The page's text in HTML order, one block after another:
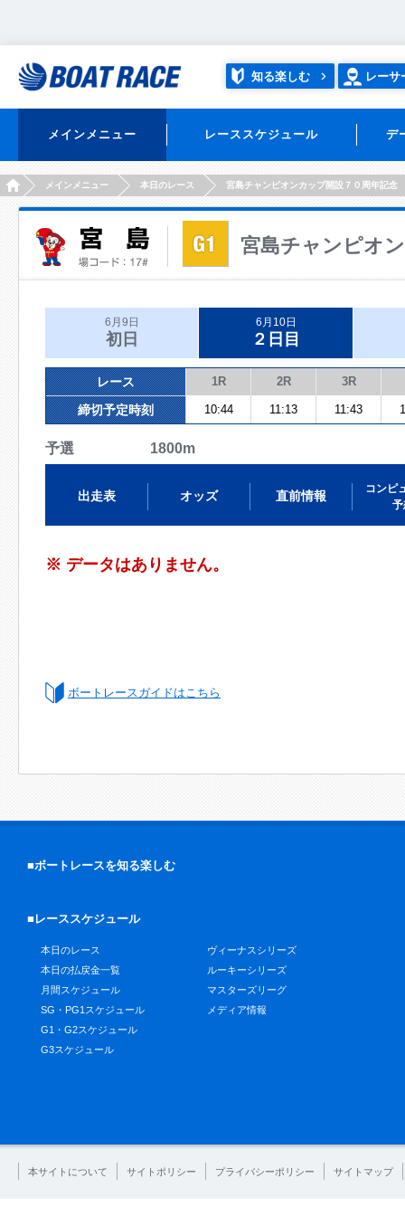
知る楽しむ レーサ
メインメニュー レーススケジュール デ
HOMEメインメニュー 本日のレース 宮島チャンピオンカップ開設７０周年記念
宮島チャンピオ
6月9日
初日
6月10日
２日目
レース 1R 2R 3R
締切予定時刻 10:44 11:13 11:43
予選 1800m
出走表 オッズ 直前情報
コンピ
予
※ データはありません。
ボートレースガイドはこちら
■ボートレースを知る楽しむ
■レーススケジュール
本日のレース
本日の払戻金一覧
月間スケジュール
SG・PG1スケジュール
G1・G2スケジュール
G3スケジュール
ヴィーナスシリーズ
ルーキーシリーズ
マスターズリーグ
メディア情報
本サイトについて サイトポリシー プライバシーポリシー サイトマップ